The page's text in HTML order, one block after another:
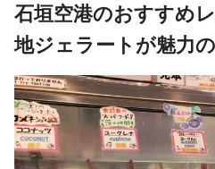
石垣空港のおすすめ
地ジェラートが魅力